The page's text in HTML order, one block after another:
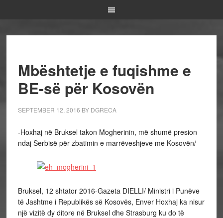
Mbështetje e fuqishme e
BE-së për Kosovën
SEPTEMBER 12, 2016 BY DGRECA
-Hoxhaj në Bruksel takon Mogherinin, më shumë presion
ndaj Serbisë për zbatimin e marrëveshjeve me Kosovën/
Bruksel, 12 shtator 2016-Gazeta DIELLI/ Ministri i Punëve
të Jashtme i Republikës së Kosovës, Enver Hoxhaj ka nisur
një vizitë dy ditore në Bruksel dhe Strasburg ku do të